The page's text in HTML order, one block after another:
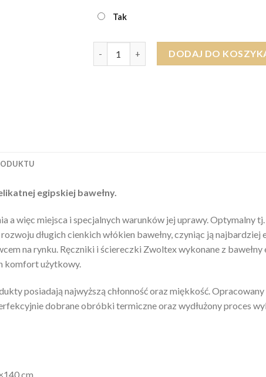
Tak
ilość Turkusowy ręcznik EGIPSKA
DODAJ DO
egipskiej bawełny.
a więc miejsca i specjalnych warunków jej uprawy. Optymalny
długich cienkich włókien bawełny, czyniąc ją najbardziej
na rynku. Ręczniki i ściereczki Zwoltex wykonane z
komfort użytkowy.
posiadają najwyższą chłonność oraz miękkość.
dobrane obróbki termiczne oraz wydłużony proces
cm